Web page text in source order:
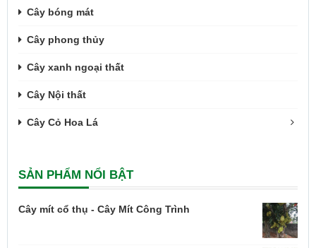
Cây bóng mát
Cây phong thủy
Cây xanh ngoại thất
Cây Nội thất
Cây Cỏ Hoa Lá
SẢN PHẨM NỔI BẬT
Cây mít cổ thụ - Cây Mít Công Trình